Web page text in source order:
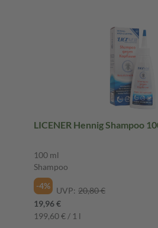
LICENER Hennig Shampoo
100 ml
Shampoo
-4%
UVP: 20,80 €
19,96 €
199,60 € / 1 l